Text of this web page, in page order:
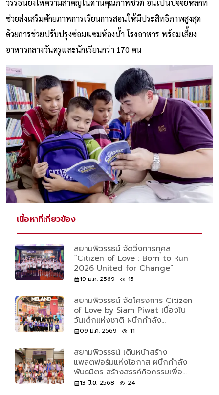
วรรธน์ยังให้ความสำคัญในด้านคุณภาพชีวิต อันเป็นปัจจัยหลักที่
ช่วยส่งเสริมศักยภาพการเรียนการสอนให้มีประสิทธิภาพสูงสุด
ด้วยการช่วยปรับปรุงซ่อมแซมห้องน้ำ โรงอาหาร พร้อมเลี้ยง
อาหารกลางวันครูและนักเรียนกว่า 170 คน
เนื้อหาที่เกี่ยวข้อง
สยามพิวรรธน์ จัดวิ่งการกุศล
“Citizen of Love : Born to Run
2026 United for Change”
19 ม.ค. 2569 15
สยามพิวรรธน์ จัดโครงการ Citizen
of Love by Siam Piwat เนื่องใน
วันเด็กแห่งชาติ ผนึกกำลัง
MELAND มอบโอกาสให้เด็กๆ เปิด
09 ม.ค. 2569 11
สยามพิวรรธน์ เดินหน้าสร้าง
แพลตฟอร์มแห่งโอกาส ผนึกกำลัง
พันธมิตร สร้างสรรค์กิจกรรมเพื่อ
สังคม “Citizen of Love by Siam
13 มิ.ย. 2568 24